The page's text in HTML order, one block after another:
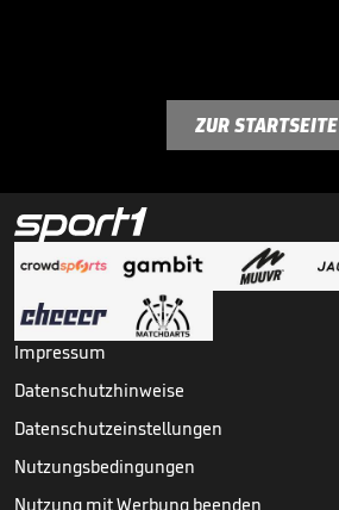
ZUR STARTSEITE
Impressum
Datenschutzhinweise
Datenschutzeinstellungen
Nutzungsbedingungen
Nutzung mit Werbung beenden